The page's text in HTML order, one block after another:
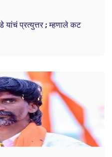
यांचं प्रत्युत्तर ; म्हणाले कट